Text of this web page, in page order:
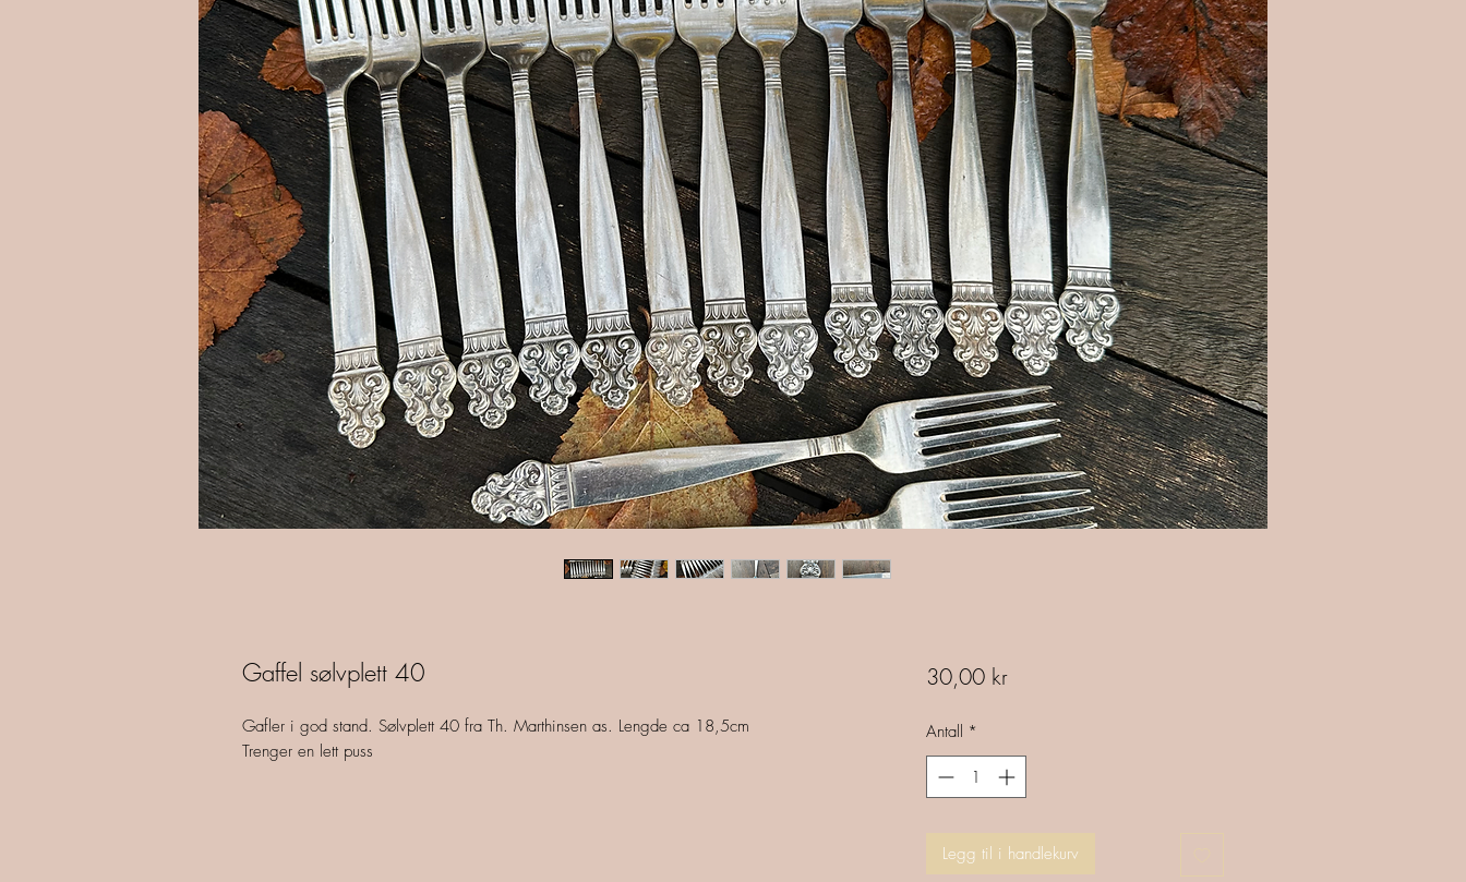
Gaffel sølvplett 40
Gafler i god stand. Sølvplett 40 fra Th. Marthinsen as. Lengde ca 18,5cm
Trenger en lett puss
30,00 krPris
Antall *
Legg til i handlekurv